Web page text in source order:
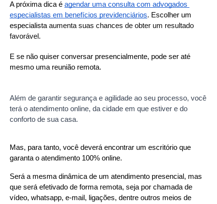
A próxima dica é agendar uma consulta com advogados
especialistas em benefícios previdenciários. Escolher um
especialista aumenta suas chances de obter um resultado
favorável.
E se não quiser conversar presencialmente, pode ser até
mesmo uma reunião remota.
Além de garantir segurança e agilidade ao seu processo, você
terá o atendimento online, da cidade em que estiver e do
conforto de sua casa.
Mas, para tanto, você deverá encontrar um escritório que
garanta o atendimento 100% online.
Será a mesma dinâmica de um atendimento presencial, mas
que será efetivado de forma remota, seja por chamada de
vídeo, whatsapp, e-mail, ligações, dentre outros meios de